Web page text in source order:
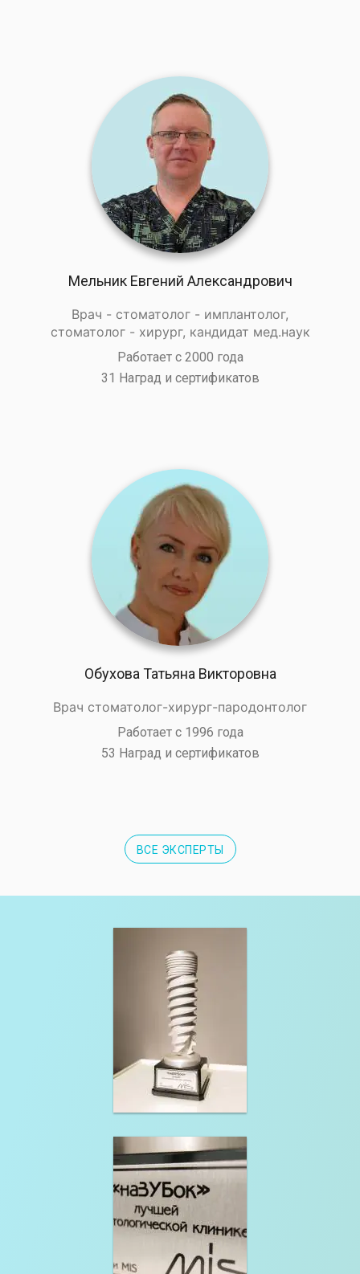
Мельник Евгений Александрович
Врач - стоматолог - имплантолог,
стоматолог - хирург, кандидат мед.наук
Работает с 2000 года
31 Наград и сертификатов
Обухова Татьяна Викторовна
Врач стоматолог-хирург-пародонтолог
Работает с 1996 года
53 Наград и сертификатов
ВСЕ ЭКСПЕРТЫ